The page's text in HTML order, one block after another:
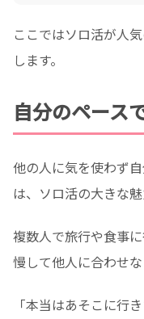
ここではソロ活が人
します。
自分のペース
他の人に気を使わず
は、ソロ活の大きな魅
複数人で旅行や食事
慢して他人に合わせ
「本当はあそこに行